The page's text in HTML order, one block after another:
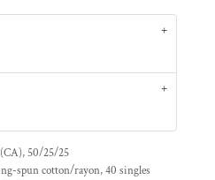
50/25/25
spun cotton/rayon, 40 singles